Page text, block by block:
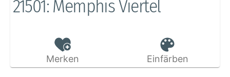
21501: Memphis Viertel
Merken Einfärben